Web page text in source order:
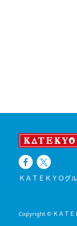
ＫＡＴＥＫＹＯグ
Copyright © ＫＡＴＥ